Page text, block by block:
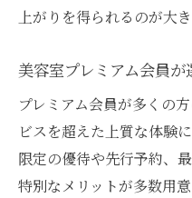
上がりを得られるのが大き
美容室プレミアム会員が
プレミアム会員が多くの
ビスを超えた上質な体験
限定の優待や先行予約、
特別なメリットが多数用